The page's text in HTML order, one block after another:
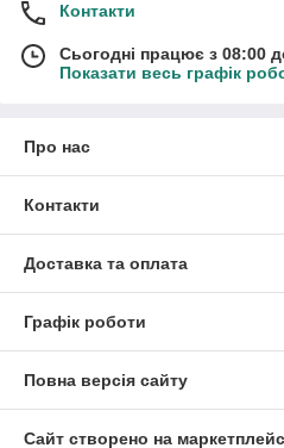
Контакти
Сьогодні працює з 08:00
Показати весь графік
Про нас
Контакти
Доставка та оплата
Графік роботи
Повна версія сайту
Сайт створено на